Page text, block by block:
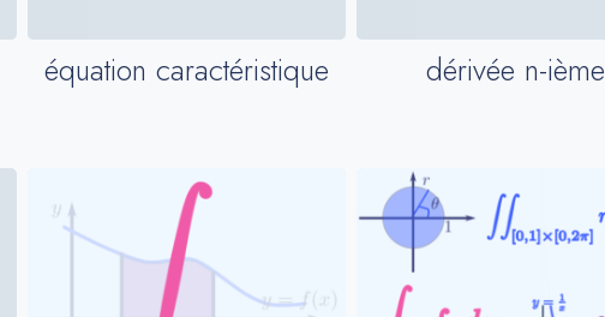
équation caractéristique dérivée n-ième